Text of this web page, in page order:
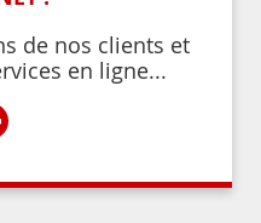
de nos clients et
en ligne...